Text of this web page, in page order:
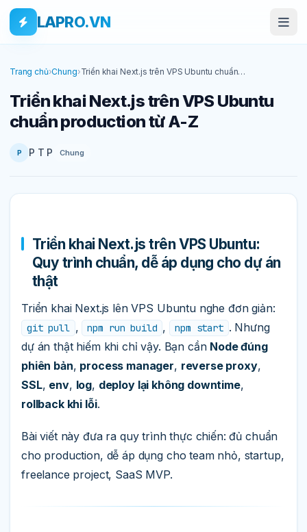
Skip to main content
Bỏ qua tới nội dung
LAPRO.VN
Trang chủ›Chung›Triển khai Next.js trên VPS Ubuntu chuẩn
Triển khai Next.js trên VPS Ubuntu
chuẩn production từ A-Z
P P T P Chung
Triển khai Next.js trên VPS Ubuntu:
Quy trình chuẩn, dễ áp dụng cho dự án
thật
Triển khai Next.js lên VPS Ubuntu nghe đơn giản:
git pull , npm run build , npm start . Nhưng
dự án thật hiếm khi chỉ vậy. Bạn cần Node đúng
phiên bản, process manager, reverse proxy,
SSL, env, log, deploy lại không downtime,
rollback khi lỗi.
Bài viết này đưa ra quy trình thực chiến: đủ chuẩn
cho production, dễ áp dụng cho team nhỏ, startup,
freelance project, SaaS MVP.